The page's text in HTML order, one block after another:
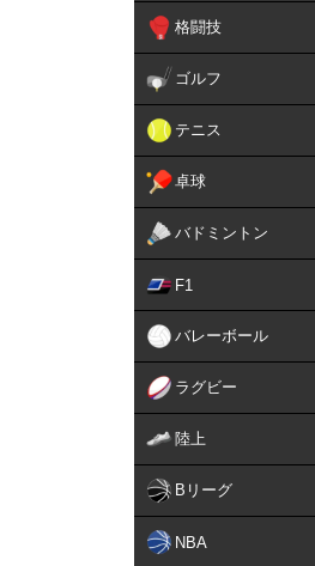
格闘技
ゴルフ
テニス
卓球
バドミントン
F1
バレーボール
ラグビー
陸上
Bリーグ
NBA